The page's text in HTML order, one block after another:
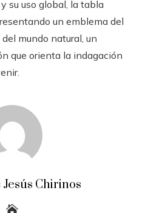
su uso global, la tabla
un emblema del
mundo natural, un
que orienta la indagación
Chirinos